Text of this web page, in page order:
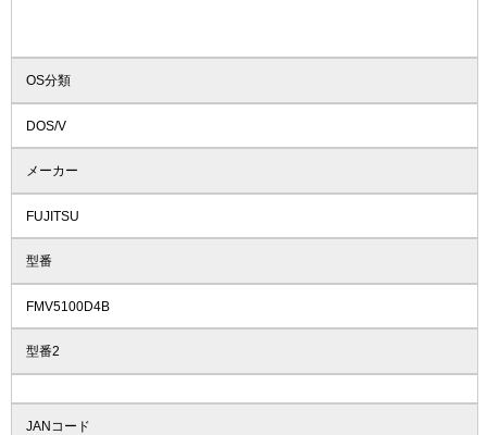
OS分類
DOS/V
メーカー
FUJITSU
型番
FMV5100D4B
型番2
JANコード